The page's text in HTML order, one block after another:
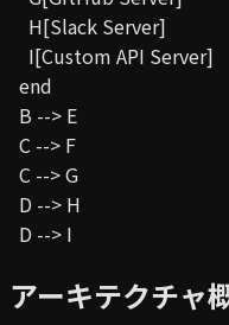
    H[Slack Server]
    I[Custom API Server]
  end
  B --> E
  C --> F
  C --> G
  D --> H
  D --> I
アーキテクチャ